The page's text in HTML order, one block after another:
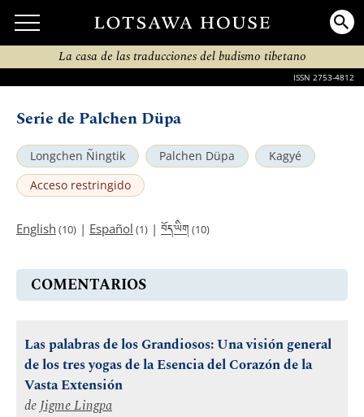
La casa de las traducciones del budismo tibetano
ISSN 2753-4812
Serie de Palchen Düpa
Longchen Ñingtik Palchen Düpa
Kagyé
Acceso restringido
English (10) | Español (1) | བོད་ཡིག (10)
COMENTARIOS
Las palabras de los Grandiosos: Una visión general
de los tres yogas de la Esencia del Corazón de la
Vasta Extensión
deJigme Lingpa